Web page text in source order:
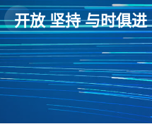
开放 坚持 与时俱进